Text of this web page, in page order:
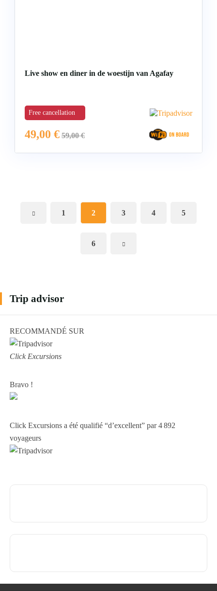
Live show en diner in de woestijn van Agafay
Free cancellation
49,00 € 59,00€
1 2 3 4 5
6
Trip advisor
RECOMMANDÉ SUR
Click Excursions
Bravo !
Click Excursions a été qualifié “d’excellent” par 4 892
voyageurs